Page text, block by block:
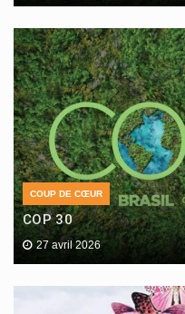
COUP DE CŒUR
COP 30
27 avril 2026